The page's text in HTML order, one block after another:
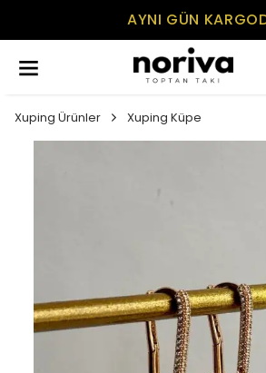
AYNI GÜN
Xuping Ürünler Xuping Küpe